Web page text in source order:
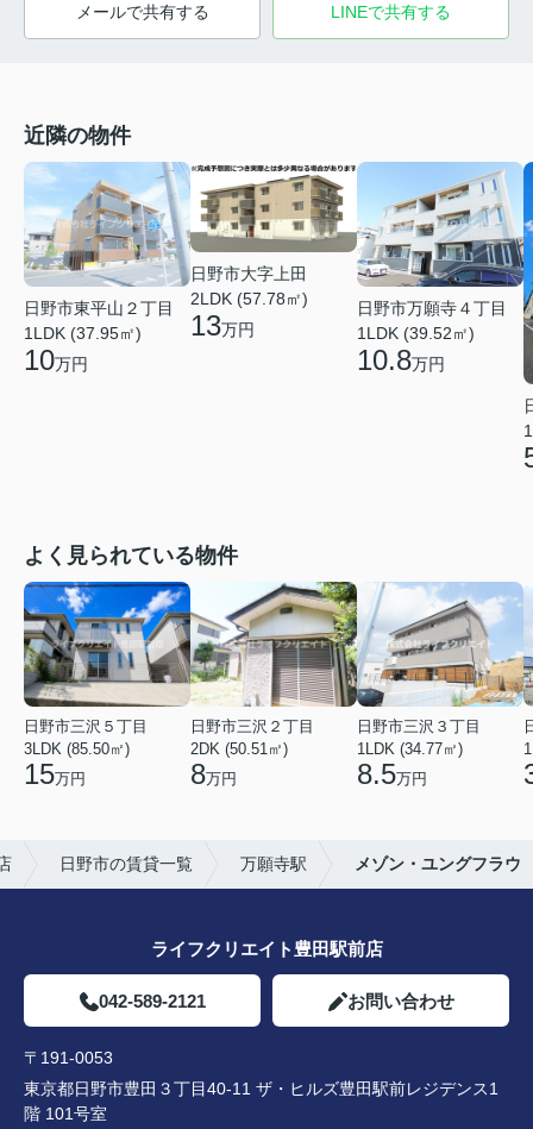
メールで共有する LINEで共有する
近隣の物件
日野市東平山２丁目
1LDK (37.95㎡)
10万円
日野市大字上田
2LDK (57.78㎡)
13万円
日野市万願寺４丁目
1LDK (39.52㎡)
10.8万円
よく見られている物件
日野市三沢５丁目
3LDK (85.50㎡)
15万円
日野市三沢２丁目
2DK (50.51㎡)
8万円
日野市三沢３丁目
1LDK (34.77㎡)
8.5万円
日野市の賃貸一覧 万願寺駅 メゾン・ユングフラウ
ライフクリエイト豊田駅前店
042-589-2121 お問い合わせ
〒191-0053
東京都日野市豊田３丁目40-11 ザ・ヒルズ豊田駅前レジデンス1
階 101号室